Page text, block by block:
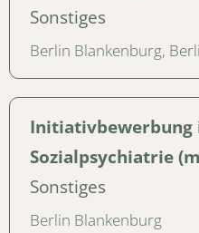
Sonstiges
Berlin Blankenburg,
Initiativbewerbung
Sozialpsychiatrie
Sonstiges
Berlin Blankenburg